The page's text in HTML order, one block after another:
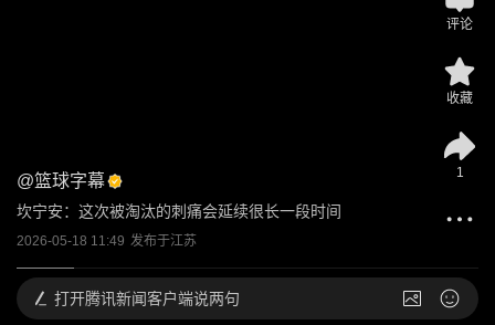
@篮球字幕
坎宁安：这次被淘汰的刺痛会延续很长一段时间
2026-05-18 11:49 发布于江苏
评论
收藏
1
打开腾讯新闻客户端说两句